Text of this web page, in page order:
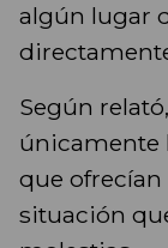
algún lugar
Según
únicamente
que
situación